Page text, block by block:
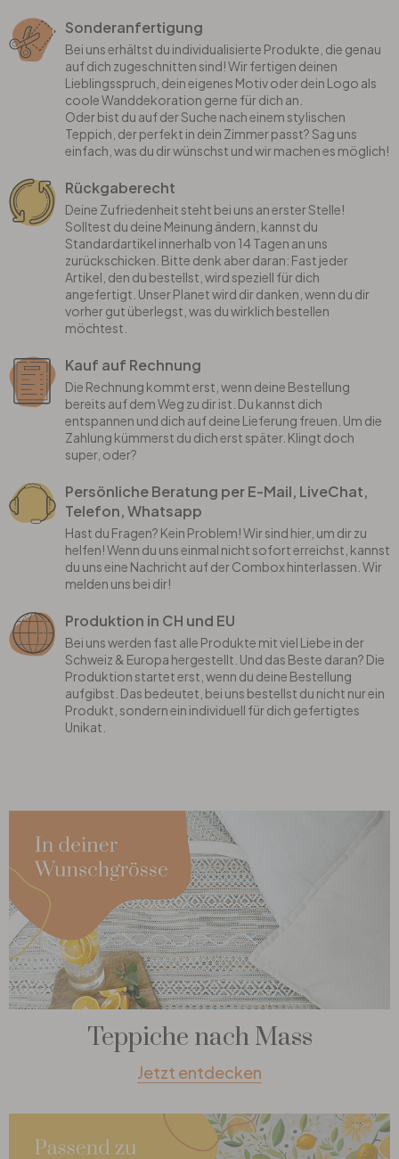
Sonderanfertigung
Bei uns erhältst du individualisierte Produkte, die genau
auf dich zugeschnitten sind! Wir fertigen deinen
Lieblingsspruch, dein eigenes Motiv oder dein Logo als
coole Wanddekoration gerne für dich an.
Oder bist du auf der Suche nach einem stylischen
Teppich, der perfekt in dein Zimmer passt? Sag uns
einfach, was du dir wünschst und wir machen es möglich!
Rückgaberecht
Deine Zufriedenheit steht bei uns an erster Stelle!
Solltest du deine Meinung ändern, kannst du
Standardartikel innerhalb von 14 Tagen an uns
zurückschicken. Bitte denk aber daran: Fast jeder
Artikel, den du bestellst, wird speziell für dich
angefertigt. Unser Planet wird dir danken, wenn du dir
vorher gut überlegst, was du wirklich bestellen
möchtest.
Kauf auf Rechnung
Die Rechnung kommt erst, wenn deine Bestellung
bereits auf dem Weg zu dir ist. Du kannst dich
entspannen und dich auf deine Lieferung freuen. Um die
Zahlung kümmerst du dich erst später. Klingt doch
super, oder?
Persönliche Beratung per E-Mail, LiveChat,
Telefon, Whatsapp
Hast du Fragen? Kein Problem! Wir sind hier, um dir zu
helfen! Wenn du uns einmal nicht sofort erreichst, kannst
du uns eine Nachricht auf der Combox hinterlassen. Wir
melden uns bei dir!
Produktion in CH und EU
Bei uns werden fast alle Produkte mit viel Liebe in der
Schweiz & Europa hergestellt. Und das Beste daran? Die
Produktion startet erst, wenn du deine Bestellung
aufgibst. Das bedeutet, bei uns bestellst du nicht nur ein
Produkt, sondern ein individuell für dich gefertigtes
Unikat.
Teppiche nach Mass
Jetzt entdecken